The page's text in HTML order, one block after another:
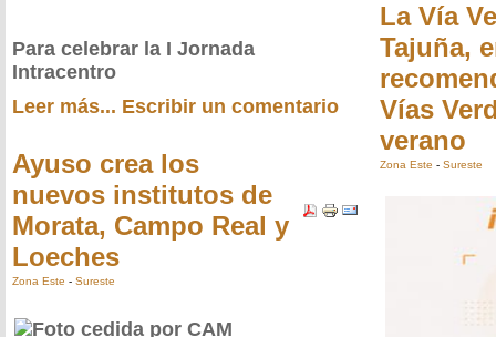
Para celebrar la I Jornada
Intracentro
Leer más... Escribir un comentario
Ayuso crea los
nuevos institutos de
Morata, Campo Real y
Loeches
Zona Este - Sureste
La Vía
Tajuña,
Vías
verano
Zona Este - Sureste